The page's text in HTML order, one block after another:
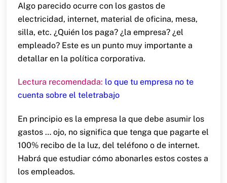
Algo parecido ocurre con los gastos de
electricidad, internet, material de oficina, mesa,
silla, etc. ¿Quién los paga? ¿la empresa? ¿el
empleado? Este es un punto muy importante a
detallar en la política corporativa.
Lectura recomendada: lo que tu empresa no te
cuenta sobre el teletrabajo
En principio es la empresa la que debe asumir los
gastos … ojo, no significa que tenga que pagarte el
100% recibo de la luz, del teléfono o de internet.
Habrá que estudiar cómo abonarles estos costes a
los empleados.